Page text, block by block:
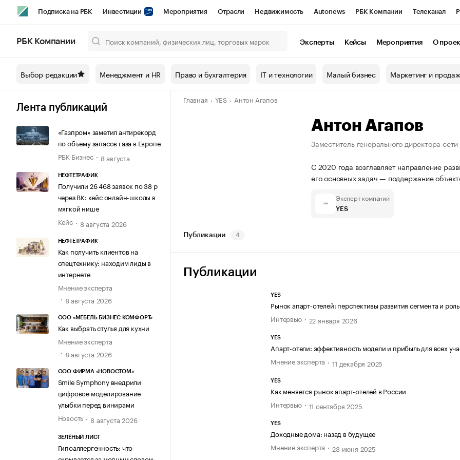
Подписка на РБК Инвестиции Мероприятия Отрасли Недвижимость Autonews РБК Компании Телеканал
Спецпроекты СПб Конференции СПб Спецпроекты Проверка контрагентов
Технологии и медиа Рынок наличной валюты
РБК Компании Эксперты Кейсы Мероприятия О
Выбор редакции Менеджмент и HR Право и бухгалтерия IT и технологии Малый бизнес Маркетинг и
Лента публикаций
«Газпром» заметил антирекорд
по объему запасов газа в Европе
РБК Бизнес
8 августа
НЕФТЕТРАФИК
Получили 26 468 заявок по 38 р
через ВК: кейс онлайн-школы в
мягкой нише
Кейс
8 августа 2026
НЕФТЕТРАФИК
Как получить клиентов на
спецтехнику: находим лиды в
интернете
Мнение эксперта
8 августа 2026
ООО «МЕБЕЛЬ БИЗНЕС КОМФОРТ»
Как выбрать стулья для кухни
Мнение эксперта
8 августа 2026
ООО ФИРМА «НОВОСТОМ»
Smile Symphony внедрили
цифровое моделирование
улыбки перед винирами
Новость
8 августа 2026
ЗЕЛЁНЫЙ ЛИСТ
Гипоаллергенность: что
Главная YES Антон Агапов
Антон Агапов
Заместитель генерального директора
С 2020 года возглавляет направление
его основных задач — поддержание
Эксперт компании
YES
Публикации 4
Публикации
YES
Рынок апарт-отелей: перспективы развития сегмента и
Интервью
22 января 2026
YES
Апарт-отели: эффективность модели и прибыль для всех
Мнение эксперта
11 декабря 2025
YES
Как меняется рынок апарт-отелей в России
Интервью
11 сентября 2025
YES
Доходные дома: назад в будущее
Мнение эксперта
23 июня 2025